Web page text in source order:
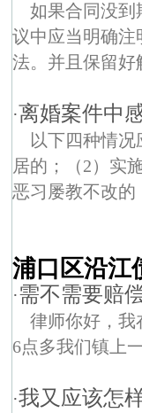
如果合同没到
议中应当明确注
法。并且保留好
·离婚案件中
以下四种情
居的；（2）实
恶习屡教不改的
浦口区沿江
·需不需要赔
律师你好，我
6点多我们镇上
·我又应该怎